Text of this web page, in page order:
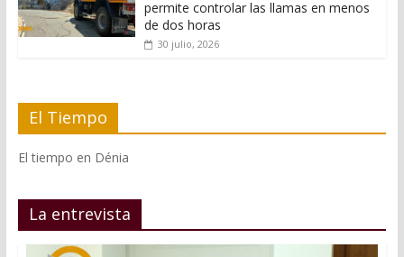
permite controlar las llamas en menos
de dos horas
30 julio, 2026
El Tiempo
El tiempo en Dénia
La entrevista